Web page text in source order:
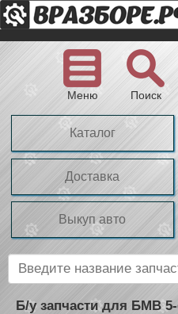
Меню Поиск
Каталог
Доставка
Выкуп авто
Б/у запчасти для БМВ